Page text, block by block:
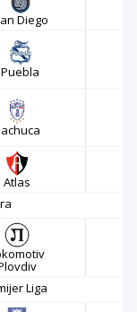
Diego
Puebla
Atlas
Liga